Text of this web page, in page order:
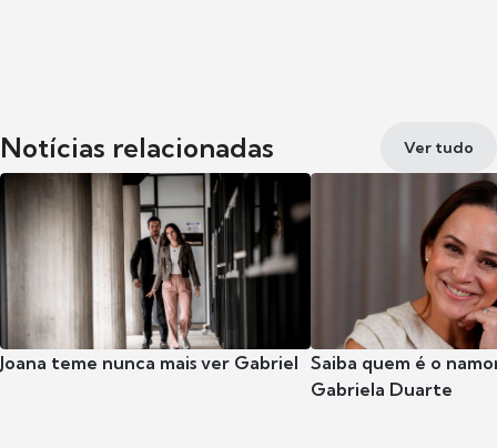
Notícias relacionadas Ver tudo
Joana teme nunca mais ver Gabriel Saiba quem é o
Gabriela Duarte